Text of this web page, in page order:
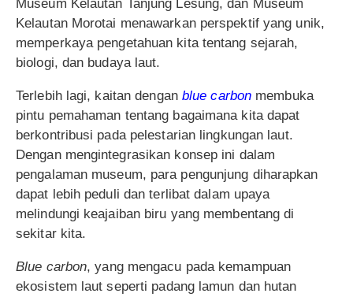
Museum Kelautan Tanjung Lesung, dan Museum
Kelautan Morotai menawarkan perspektif yang unik,
memperkaya pengetahuan kita tentang sejarah,
biologi, dan budaya laut.
Terlebih lagi, kaitan dengan blue carbon membuka
pintu pemahaman tentang bagaimana kita dapat
berkontribusi pada pelestarian lingkungan laut.
Dengan mengintegrasikan konsep ini dalam
pengalaman museum, para pengunjung diharapkan
dapat lebih peduli dan terlibat dalam upaya
melindungi keajaiban biru yang membentang di
sekitar kita.
Blue carbon, yang mengacu pada kemampuan
ekosistem laut seperti padang lamun dan hutan